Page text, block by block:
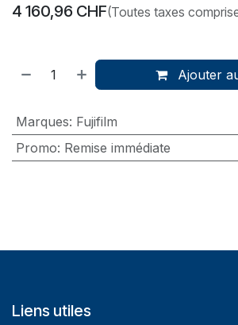
4 160,96 CHF(Toutes taxes
Ajouter
Marques: Fujifilm
Promo: Remise immédiate
Liens utiles